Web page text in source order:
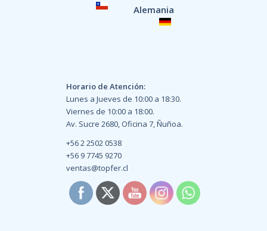
Alemania
Horario de Atención:
Lunes a Jueves de 10:00 a 18:30.
Viernes de 10:00 a 18:00.
Av. Sucre 2680, Oficina 7, Ñuñoa.
+56 2 2502 0538
+56 9 7745 9270
ventas@topfer.cl